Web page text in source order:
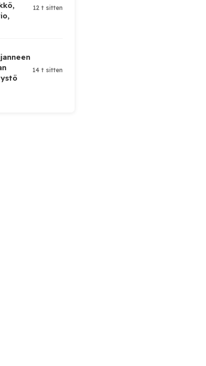
12 t sitten
14 t sitten